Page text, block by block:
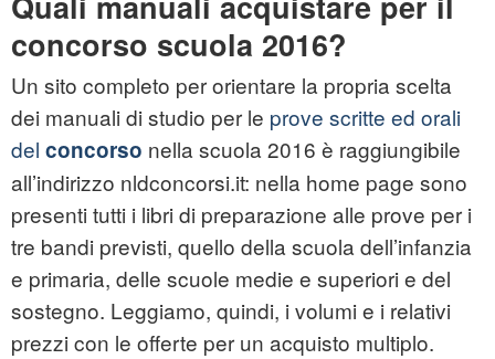
concorso scuola 2016?
Un sito completo per orientare la propria scelta
dei manuali di studio per le prove scritte ed orali
del concorso nella scuola 2016 è raggiungibile
all’indirizzo nldconcorsi.it: nella home page sono
presenti tutti i libri di preparazione alle prove per i
tre bandi previsti, quello della scuola dell’infanzia
e primaria, delle scuole medie e superiori e del
sostegno. Leggiamo, quindi, i volumi e i relativi
prezzi con le offerte per un acquisto multiplo.